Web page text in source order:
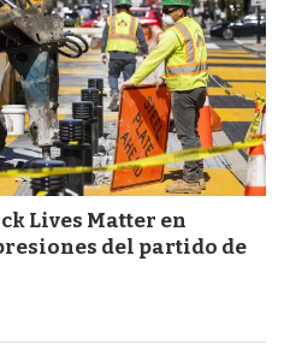
Lives Matter en
del partido de